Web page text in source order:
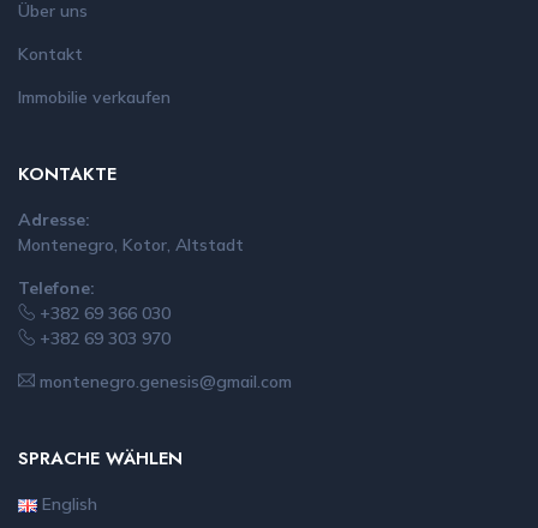
Über uns
Kontakt
Immobilie verkaufen
KONTAKTE
Adresse:
Montenegro, Kotor, Altstadt
Telefone:
+382 69 366 030
+382 69 303 970
montenegro.genesis@gmail.com
SPRACHE WÄHLEN
English